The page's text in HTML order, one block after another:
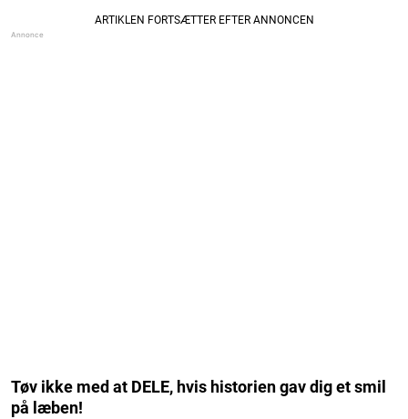
Tøv ikke med at DELE, hvis historien gav dig et smil
på læben!